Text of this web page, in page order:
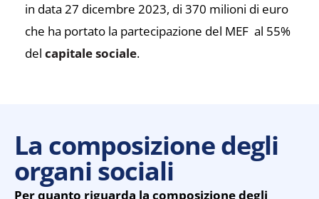
in data 27 dicembre 2023, di 370 milioni di euro
che ha portato la partecipazione del MEF al 55%
del capitale sociale.
La composizione degli
organi sociali
Per quanto riguarda la composizione degli